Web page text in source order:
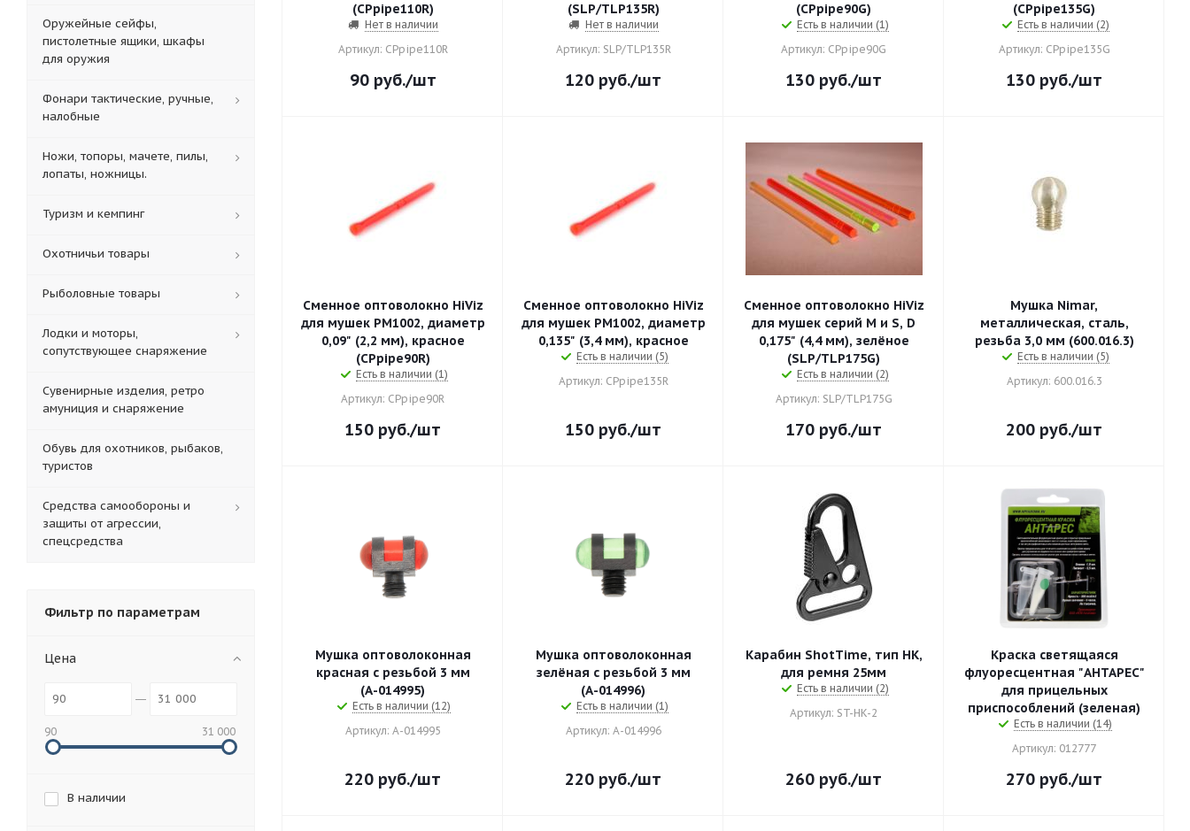
(СPpipe110R)
Нет в наличии
Артикул: СPpipe110R
90руб./шт
(SLP/TLP135R)
Нет в наличии
Артикул: SLP/TLP135R
120 руб./шт
(СPpipe90G)
Есть в наличии (1)
Артикул: СPpipe90G
130 руб./шт
(СPpipe135G)
Есть в наличии (2)
Артикул: СPpipe135G
130 руб./шт
Сменное оптоволокно HiViz
для мушек PM1002, диаметр
0,09" (2,2 мм), красное
(СPpipe90R)
Есть в наличии (1)
Артикул: СPpipe90R
150 руб./шт
Сменное оптоволокно HiViz
для мушек PM1002, диаметр
0,135" (3,4 мм), красное
Есть в наличии (5)
Артикул: СPpipe135R
150 руб./шт
Сменное оптоволокно HiViz
для мушек серий M и S, D
0,175" (4,4 мм), зелёное
(SLP/TLP175G)
Есть в наличии (2)
Артикул: SLP/TLP175G
170 руб./шт
Мушка Nimar,
металлическая, сталь,
резьба 3,0 мм (600.016.3)
Есть в наличии (5)
Артикул: 600.016.3
200 руб./шт
Мушка оптоволоконная
красная с резьбой 3 мм
(А-014995)
Есть в наличии (12)
Артикул: А-014995
220 руб./шт
Мушка оптоволоконная
зелёная с резьбой 3 мм
(А-014996)
Есть в наличии (1)
Артикул: А-014996
220 руб./шт
Карабин ShotTime, тип HK,
для ремня 25мм
Есть в наличии (2)
Артикул: ST-HK-2
260 руб./шт
Краска светящаяся
флуоресцентная "АНТАРЕС"
для прицельных
приспособлений (зеленая)
Есть в наличии (14)
Артикул: 012777
270 руб./шт
Оружейные сейфы,
пистолетные ящики, шкафы
для оружия
Фонари тактические, ручные,
налобные
Ножи, топоры, мачете, пилы,
лопаты, ножницы.
Туризм и кемпинг
Охотничьи товары
Рыболовные товары
Лодки и моторы,
сопутствующее снаряжение
Сувенирные изделия, ретро
амуниция и снаряжение
Обувь для охотников, рыбаков,
туристов
Средства самообороны и
защиты от агрессии,
спецсредства
Фильтр по параметрам
Цена
90 31 000
В наличии